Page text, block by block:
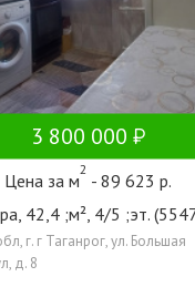
3 800 000
Цена за м
2
- 89 623 р.
42,4 ;м², 4/5 ;эт.
г. г Таганрог, ул. Большая
д. 8